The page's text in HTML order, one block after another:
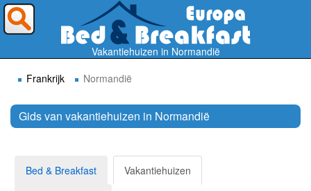
Vakantiehuizen in Normandië
Frankrijk
Normandië
Gids van vakantiehuizen in Normandië
Bed & Breakfast Vakantiehuizen
Waar wilt U heen ?